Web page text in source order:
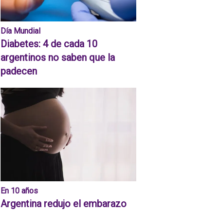
Día Mundial
Diabetes: 4 de cada 10
argentinos no saben que la
padecen
En 10 años
Argentina redujo el embarazo